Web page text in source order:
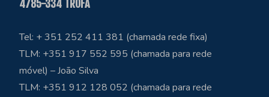
4785-334 TROFA
Tel: + 351 252 411 381 (chamada rede fixa)
TLM: +351 917 552 595 (chamada para rede
móvel) – João Silva
TLM: +351 912 128 052 (chamada para rede